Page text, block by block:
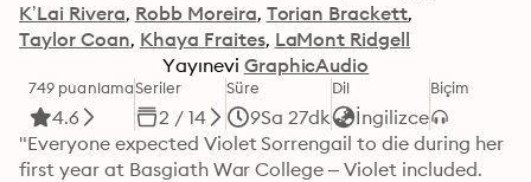
K’Lai Rivera Robb Moreira Torian Brackett
Taylor Coan Khaya Fraites LaMont Ridgell
Yayınevi GraphicAudio
749 puanlama
4.6
Seriler
2 / 14
Süre
9Sa 27dk
Dil
İngilizce
Biçim
"Everyone expected Violet Sorrengail to die during her
first year at Basgiath War College – Violet included.